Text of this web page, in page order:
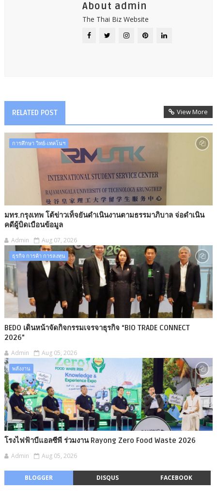
About admin
The Thai Biz Website
RELATED POST View More
การศึกษา วิทย์-เทคโนฯ
มทร.กรุงเทพ โต้ข่าวเท็จยันดำเนินงานตามธรรมาภิบาล จ่อดำเนิน
คดีผู้บิดเบือนข้อมูล
Admin Aug 07, 2026
ธุรกิจ การค้า การลงทุน
BEDO เดินหน้าจัดกิจกรรมเจรจาธุรกิจ “BIO TRADE CONNECT
2026”
Admin Aug 05, 2026
พลังงาน
โรงไฟฟ้าบีแอลซีพี ร่วมงาน Rayong Zero Food Waste 2026
Admin Aug 05, 2026
BLOGGER DISQUS FACEBOOK